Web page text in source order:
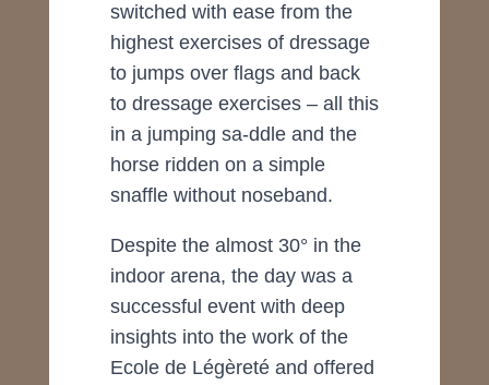
switched with ease from the
highest exercises of dressage
to jumps over flags and back
to dressage exercises – all this
in a jumping sa-ddle and the
horse ridden on a simple
snaffle without noseband.
Despite the almost 30° in the
indoor arena, the day was a
successful event with deep
insights into the work of the
Ecole de Légèreté and offered